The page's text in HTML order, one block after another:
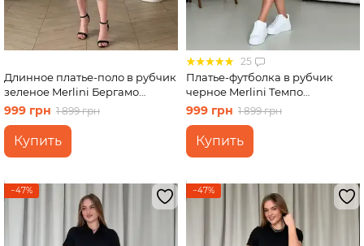
Длинное платье-поло в рубчик
зеленое Merlini Бергамо
700002245 размер L-XL
999 грн 1 899 грн
Купить
25
Платье-футболка в рубчик
черное Merlini Темпо
700001541 размер L-XL
999 грн 1 899 грн
Купить
−47% −47%